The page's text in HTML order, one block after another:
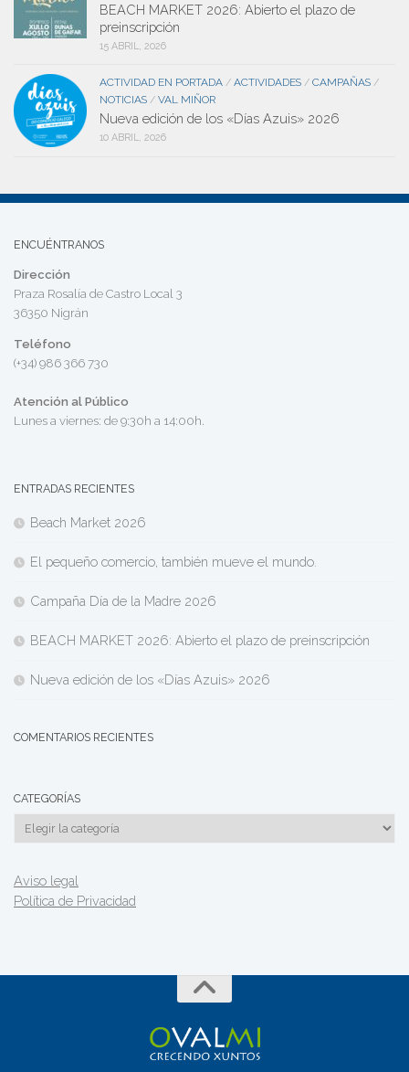
BEACH MARKET 2026: Abierto el plazo de
preinscripción
15 ABRIL, 2026
ACTIVIDAD EN PORTADA / ACTIVIDADES / CAMPAÑAS /
NOTICIAS / VAL MIÑOR
Nueva edición de los «Días Azuis» 2026
10 ABRIL, 2026
ENCUÉNTRANOS
Dirección
Praza Rosalía de Castro Local 3
36350 Nigrán
Teléfono
(+34) 986 366 730
Atención al Público
Lunes a viernes: de 9:30h a 14:00h.
ENTRADAS RECIENTES
Beach Market 2026
El pequeño comercio, también mueve el mundo.
Campaña Día de la Madre 2026
BEACH MARKET 2026: Abierto el plazo de preinscripción
Nueva edición de los «Días Azuis» 2026
COMENTARIOS RECIENTES
CATEGORÍAS
Categorías
Aviso legal
Política de Privacidad